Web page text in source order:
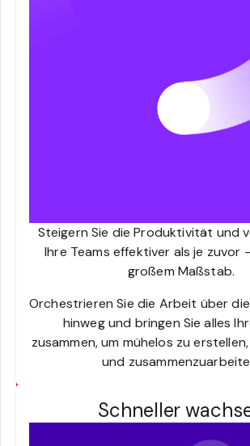
Steigern Sie die Produktivität und
Ihre Teams effektiver als je zuvor
großem Maßstab.
Orchestrieren Sie die Arbeit über
hinweg und bringen Sie alles
zusammen, um mühelos zu
und
Schneller